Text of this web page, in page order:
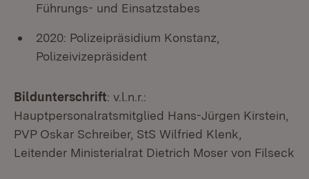
Führungs- und Einsatzstabes
2020: Polizeipräsidium Konstanz,
Polizeivizepräsident
Bildunterschrift: v.l.n.r.:
Hauptpersonalratsmitglied Hans-Jürgen Kirstein,
PVP Oskar Schreiber, StS Wilfried Klenk,
Leitender Ministerialrat Dietrich Moser von Filseck